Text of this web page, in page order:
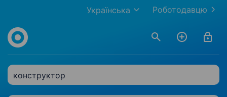
Роботодавцю
Українська
конструктор